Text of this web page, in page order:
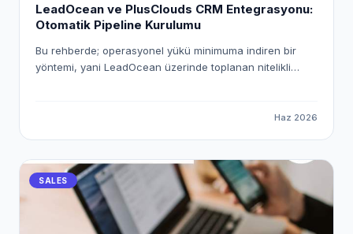
LeadOcean ve PlusClouds CRM Entegrasyonu:
Otomatik Pipeline Kurulumu
Bu rehberde; operasyonel yükü minimuma indiren bir
yöntemi, yani LeadOcean üzerinde toplanan nitelikli
mekanizmasını kullanarak uçtan uca dijital bir köprüHaz 2026
SALES